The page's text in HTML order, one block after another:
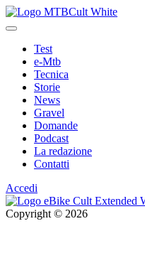
Test
e-Mtb
Tecnica
Storie
News
Gravel
Domande
Podcast
La redazione
Contatti
Accedi
Copyright © 2026